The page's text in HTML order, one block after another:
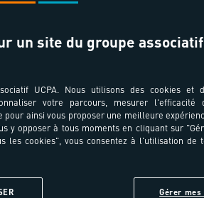
un site du groupe associatif
UCPA. Nous utilisons des cookies et
votre parcours, mesurer l'efficacité
ainsi vous proposer une meilleure
y opposer à tous moments en cliquant sur
les cookies", vous consentez à l'utilisation de
Gérer mes